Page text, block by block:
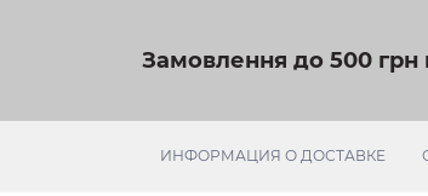
Замовлення до 500
ИНФОРМАЦИЯ О ДОСТАВКЕ